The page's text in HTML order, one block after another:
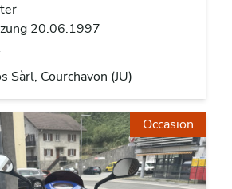
20.06.1997
Sàrl, Courchavon (JU)
Occasion